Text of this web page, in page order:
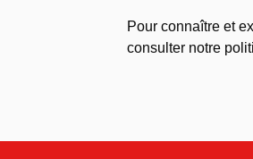
Pour connaître et
consulter notre